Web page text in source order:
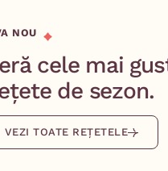
NOU
cele mai
de sezon.
VEZI TOATE REȚETELE